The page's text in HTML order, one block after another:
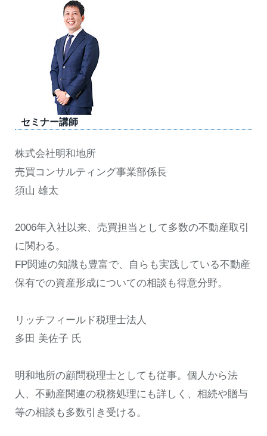
セミナー講師
株式会社明和地所
売買コンサルティング事業部係長
須山 雄太
2006年入社以来、売買担当として多数の不動産取引
に関わる。
FP関連の知識も豊富で、自らも実践している不動産
保有での資産形成についての相談も得意分野。
リッチフィールド税理士法人
多田 美佐子 氏
明和地所の顧問税理士としても従事。個人から法
人、不動産関連の税務処理にも詳しく、相続や贈与
等の相談も多数引き受ける。